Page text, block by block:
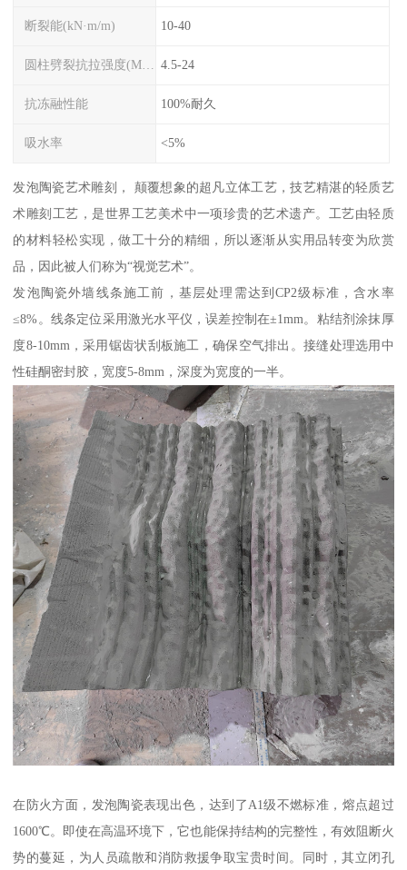
断裂能(kN·m/m) 10-40
圆柱劈裂抗拉强度(MPa) 4.5-24
抗冻融性能 100%耐久
吸水率 <5%
发泡陶瓷艺术雕刻， 颠覆想象的超凡立体工艺，技艺精湛的轻质艺
术雕刻工艺，是世界工艺美术中一项珍贵的艺术遗产。工艺由轻质
的材料轻松实现，做工十分的精细，所以逐渐从实用品转变为欣赏
品，因此被人们称为“视觉艺术”。
发泡陶瓷外墙线条施工前，基层处理需达到CP2级标准，含水率
≤8%。线条定位采用激光水平仪，误差控制在±1mm。粘结剂涂抹厚
度8-10mm，采用锯齿状刮板施工，确保空气排出。接缝处理选用中
性硅酮密封胶，宽度5-8mm，深度为宽度的一半。
在防火方面，发泡陶瓷表现出色，达到了A1级不燃标准，熔点超过
1600℃。即使在高温环境下，它也能保持结构的完整性，有效阻断火
势的蔓延，为人员疏散和消防救援争取宝贵时间。同时，其立闭孔